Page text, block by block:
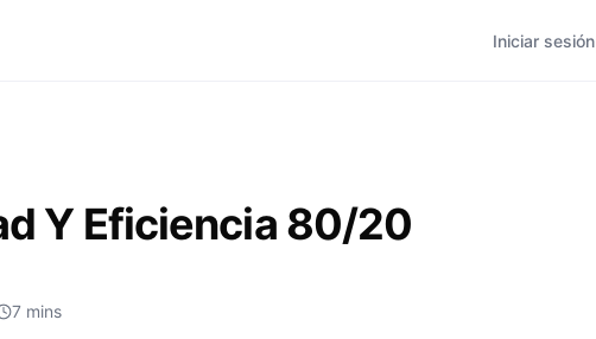
Iniciar sesión
Y Eficiencia 80/20
7 mins